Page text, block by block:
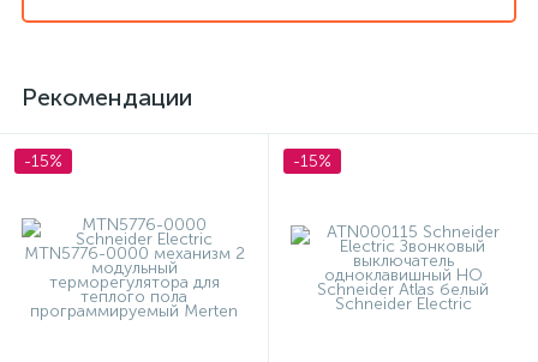
Рекомендации
-15% -15%